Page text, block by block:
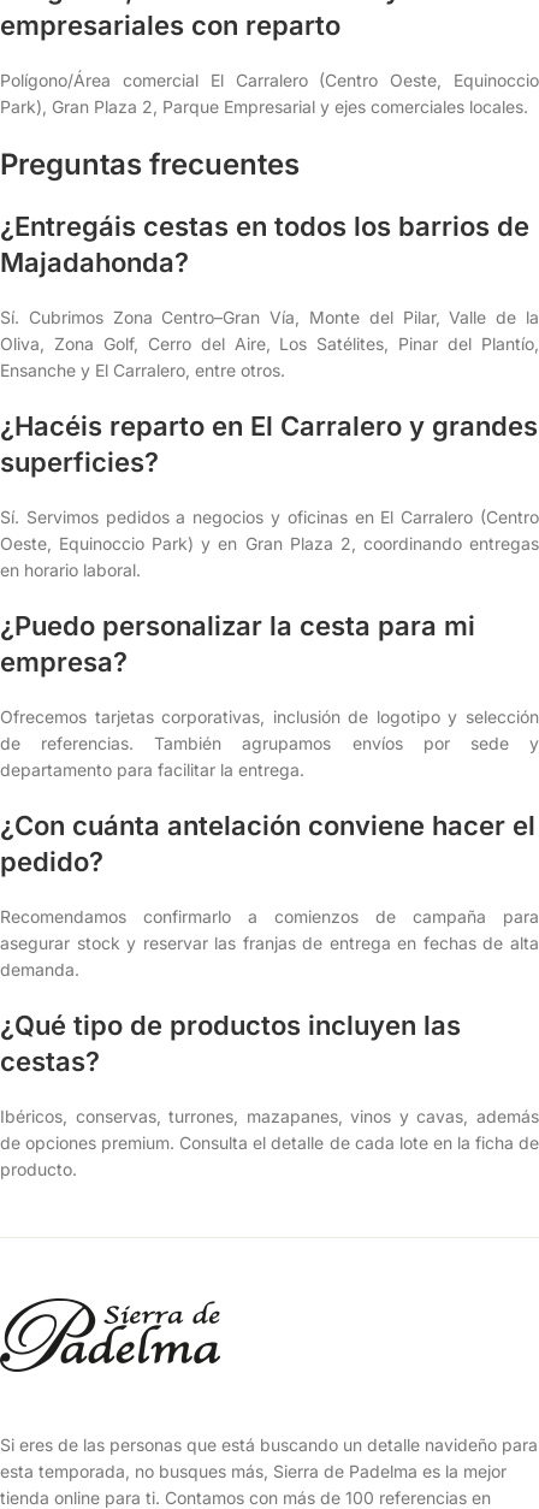
empresariales con reparto
Polígono/Área comercial El Carralero (Centro Oeste, Equinoccio
Park), Gran Plaza 2, Parque Empresarial y ejes comerciales locales.
Preguntas frecuentes
¿Entregáis cestas en todos los barrios de
Majadahonda?
Sí. Cubrimos Zona Centro–Gran Vía, Monte del Pilar, Valle de la
Oliva, Zona Golf, Cerro del Aire, Los Satélites, Pinar del Plantío,
Ensanche y El Carralero, entre otros.
¿Hacéis reparto en El Carralero y grandes
superficies?
Sí. Servimos pedidos a negocios y oficinas en El Carralero (Centro
Oeste, Equinoccio Park) y en Gran Plaza 2, coordinando entregas
en horario laboral.
¿Puedo personalizar la cesta para mi
empresa?
Ofrecemos tarjetas corporativas, inclusión de logotipo y selección
de referencias. También agrupamos envíos por sede y
departamento para facilitar la entrega.
¿Con cuánta antelación conviene hacer el
pedido?
Recomendamos confirmarlo a comienzos de campaña para
asegurar stock y reservar las franjas de entrega en fechas de alta
demanda.
¿Qué tipo de productos incluyen las
cestas?
Ibéricos, conservas, turrones, mazapanes, vinos y cavas, además
de opciones premium. Consulta el detalle de cada lote en la ficha de
producto.
Si eres de las personas que está buscando un detalle navideño para
esta temporada, no busques más, Sierra de Padelma es la mejor
tienda online para ti. Contamos con más de 100 referencias en